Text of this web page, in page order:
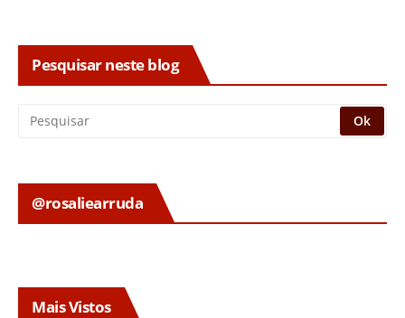
Pesquisar neste blog
@rosaliearruda
Mais Vistos